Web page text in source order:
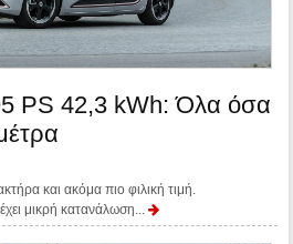
PS 42,3 kWh: Όλα όσα
και ακόμα πιο φιλική τιμή.
μικρή κατανάλωση...